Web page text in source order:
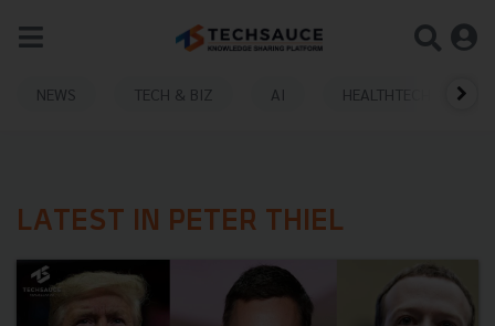
NEWS TECH & BIZ AI HEALTHTECH
LATEST IN PETER THIEL